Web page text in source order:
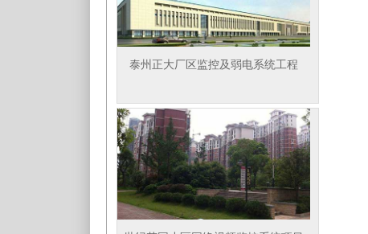
泰州正大厂区监控及弱电系统工程